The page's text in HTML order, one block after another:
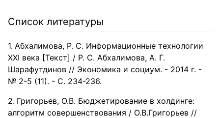
Список литературы
Абхалимова, Р. С. Информационные технологии
ХХI века [Текст] / Р. С. Абхалимова, А. Г.
Шарафутдинов // Экономика и социум. - 2014 г. -
№ 2-5 (11). - С. 234-236.
Григорьев, О.В. Бюджетирование в холдинге:
алгоритм совершенствования / О.В.Григорьев //